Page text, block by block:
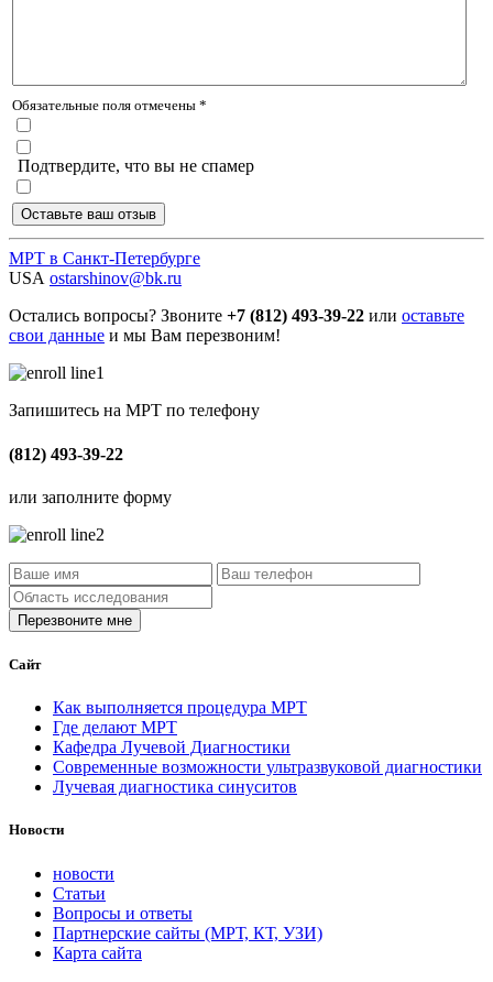
Обязательные поля отмечены *
Подтвердите, что вы не спамер
МРТ в Санкт-Петербурге
USA ostarshinov@bk.ru
Остались вопросы? Звоните +7 (812) 493-39-22 или оставьте
свои данные и мы Вам перезвоним!
Запишитесь на МРТ по телефону
(812) 493-39-22
или заполните форму
Сайт
Как выполняется процедура МРТ
Где делают МРТ
Кафедра Лучевой Диагностики
Современные возможности ультразвуковой диагностики
Лучевая диагностика синуситов
Новости
новости
Статьи
Вопросы и ответы
Партнерские сайты (МРТ, КТ, УЗИ)
Карта сайта